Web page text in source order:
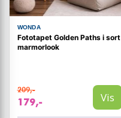
WONDA
Fototapet Golden Paths i sort
marmorlook
209,-
179,- Vis